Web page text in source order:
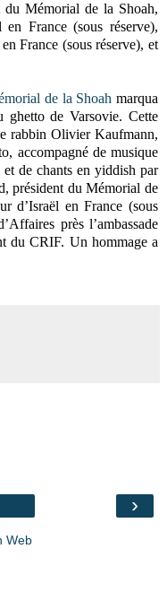
du Mémorial de la Shoah,
France (sous réserve),
France (sous réserve), et
de la Shoah marqua
ghetto de Varsovie. Cette
rabbin Olivier Kaufmann,
accompagné de musique
de chants en yiddish par
président du Mémorial de
d’Israël en France (sous
près l’ambassade
du CRIF. Un hommage a
›
Web